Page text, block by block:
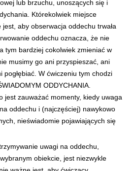
lub brzuchu, unoszących się i
Którekolwiek miejsce
aby obserwacja oddechu trwała
oddechu oznacza, że nie
tym bardziej cokolwiek zmieniać w
musimy go ani przyspieszać, ani
pogłębiać. W ćwiczeniu tym chodzi
ODDYCHANIA.
jest zauważać momenty, kiedy uwaga
oddechu i (najczęściej) nawykowo
nieświadomie pojawiających się
uwagi na oddechu,
obiekcie, jest niezwykle